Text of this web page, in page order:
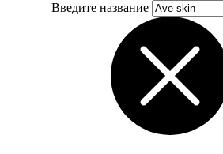
Введите название